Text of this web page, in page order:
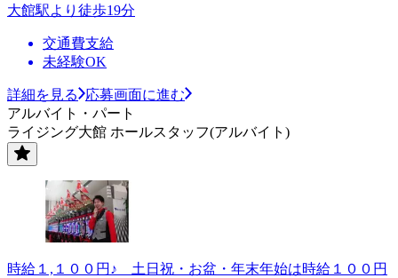
大館駅より徒歩19分
交通費支給
未経験OK
詳細を見る
応募画面に進む
アルバイト・パート
ライジング大館 ホールスタッフ(アルバイト)
時給１,１００円♪ 土日祝・お盆・年末年始は時給１００円